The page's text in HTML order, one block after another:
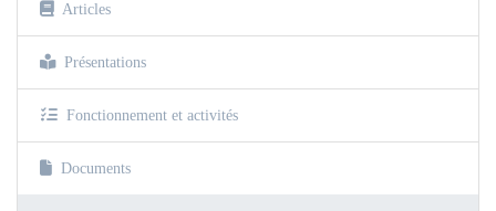
Articles
Présentations
Fonctionnement et activités
Documents